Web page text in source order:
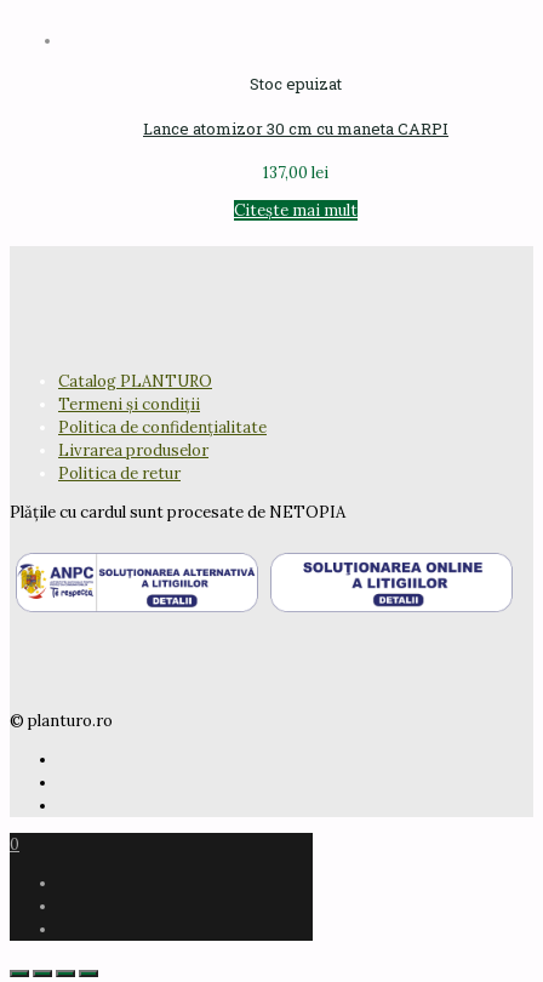
Stoc epuizat
Lance atomizor 30 cm cu maneta CARPI
137,00 lei
Citește mai mult
Catalog PLANTURO
Termeni și condiții
Politica de confidențialitate
Livrarea produselor
Politica de retur
Plățile cu cardul sunt procesate de NETOPIA
© planturo.ro
0